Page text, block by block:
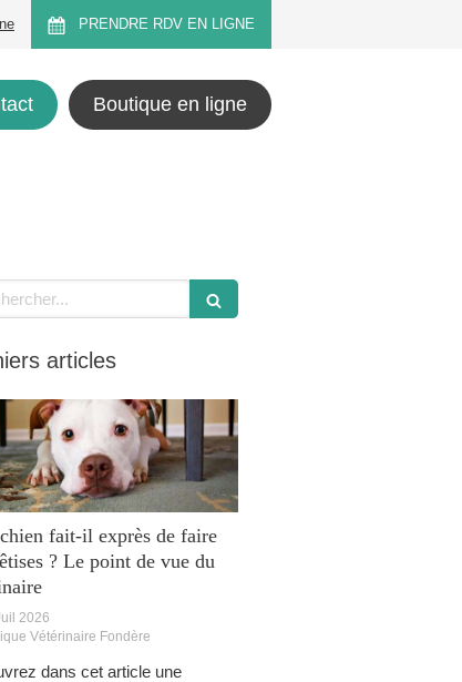
PRENDRE RDV EN LIGNE
Boutique en ligne
articles
fait-il exprès de faire
? Le point de vue du
2026
Vétérinaire Fondère
dans cet article une